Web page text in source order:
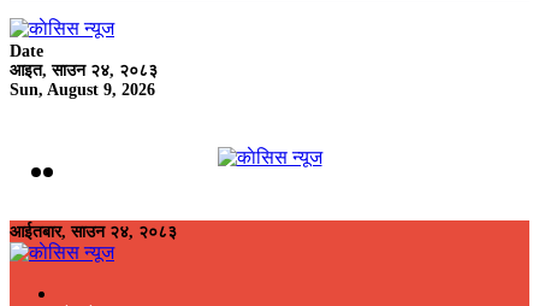
Date
आइत, साउन २४, २०८३
Sun, August 9, 2026
आईतबार, साउन २४, २०८३